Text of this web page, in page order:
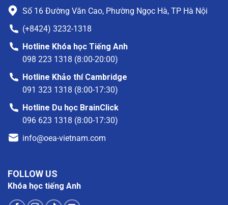
Số 16 Đường Văn Cao, Phường Ngọc Hà, TP Hà Nội
(+8424) 3232-1318
Hotline Khóa học Tiếng Anh
098 223 1318 (8:00-20:00)
Hotline Khảo thí Cambridge
091 323 1318 (8:00-17:30)
Hotline Du học BrainClick
096 623 1318 (8:00-17:30)
info@oea-vietnam.com
FOLLOW US
Khóa học tiếng Anh